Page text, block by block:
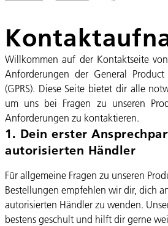
Willkommen auf der Kontaktseite
Anforderungen der General Product
(GPRS). Diese Seite bietet dir alle
um uns bei Fragen zu unseren
Anforderungen zu kontaktieren.
1. Dein erster
autorisierten Händler
Für allgemeine Fragen zu unseren
Bestellungen empfehlen wir dir, dich
autorisierten Händler zu wenden.
bestens geschult und hilft dir gerne